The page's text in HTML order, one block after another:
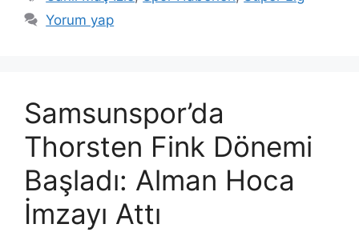
Yorum yap
Samsunspor’da
Thorsten Fink Dönemi
Başladı: Alman Hoca
İmzayı Attı